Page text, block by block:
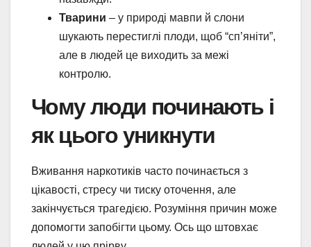
Тварини – у природі мавпи й слони
шукають перестиглі плоди, щоб “сп’яніти”,
але в людей це виходить за межі
контролю.
Чому люди починають і
як цього уникнути
Вживання наркотиків часто починається з
цікавості, стресу чи тиску оточення, але
закінчується трагедією. Розуміння причин може
допомогти запобігти цьому. Ось що штовхає